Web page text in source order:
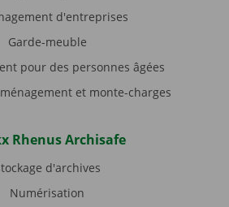
d'entreprises
Garde-meuble
pour des personnes âgées
et monte-charges
Rhenus Archisafe
d'archives
Numérisation